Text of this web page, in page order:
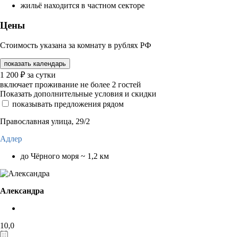
жильё находится в частном секторе
Цены
Стоимость указана за комнату в рублях РФ
показать календарь
1 200 ₽ за сутки
включает проживание не более 2 гостей
Показать дополнительные условия и скидки
показывать предложения рядом
Православная улица, 29/2
Адлер
до Чёрного моря ~ 1,2 км
Александра
10,0